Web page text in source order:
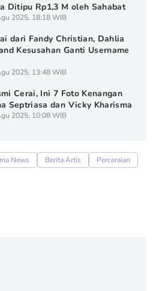
Ditipu Rp1,3 M oleh Sahabat
2025, 18:18 WIB
dari Fandy Christian, Dahlia
Kesusahan Ganti Username
2025, 13:48 WIB
Cerai, Ini 7 Foto Kenangan
Septriasa dan Vicky Kharisma
2025, 10:08 WIB
News Berita Artis
Perceraian